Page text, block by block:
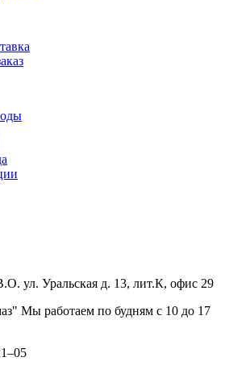
ул. Уральская д. 13, лит.К, офис 29
Мы работаем по будням с 10 до 17